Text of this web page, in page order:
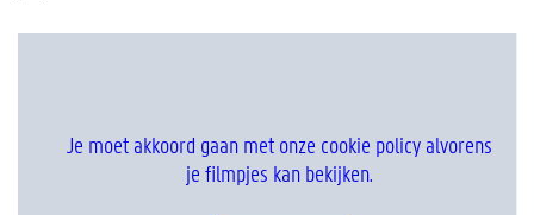
Je moet akkoord gaan met onze cookie policy alvorens
je filmpjes kan bekijken.